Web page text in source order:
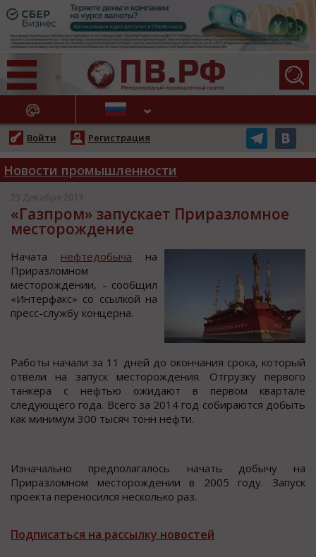
НОВОСТИ
Войти Регистрация
Новости промышленности
23 Декабря 2013
«Газпром» запускает Приразломное
месторождение
Начата нефтедобыча на
Приразломном
месторождении, - сообщил
«Интерфакс» со ссылкой на
пресс-службу концерна.
Работы начали за 11 дней до окончания срока, который
отвели на запуск месторождения. Отгрузку первого
танкера с нефтью ожидают в первом квартале
следующего года. Всего за 2014 год собираются добыть
как минимум 300 тысяч тонн нефти.
Изначально предполагалось начать добычу на
Приразломном месторождении в 2005 году. Запуск
проекта переносился несколько раз.
Подписаться на рассылку новостей